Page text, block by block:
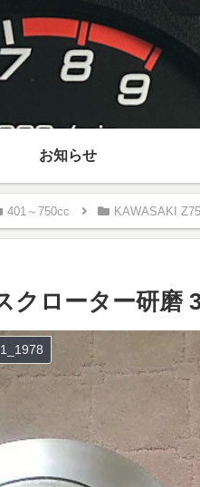
お知らせ
401～750cc KAWASAKI
クローター研磨